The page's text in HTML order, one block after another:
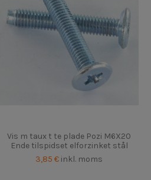
Vis m taux t te plade Pozi M6X20
Ende tilspidset elforzinket stål
3,85 € inkl. moms